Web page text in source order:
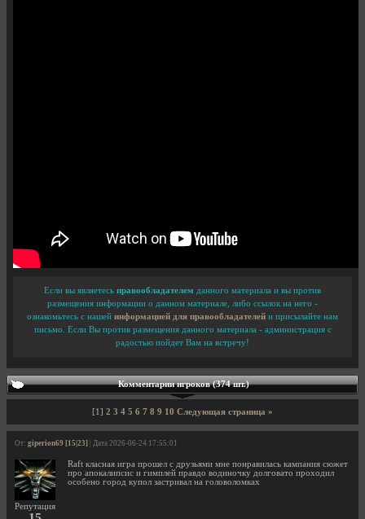
Если вы являетесь правообладателем данного материала и вы против
размещения информации о данном материале, либо ссылок на него -
ознакомьтесь с нашей информацией для правообладателей и присылайте нам
письмо. Если Вы против размещения данного материала - администрация с
радостью пойдет Вам на встречу!
Комментарии игроков (374 шт.)
[1] 2 3 4 5 6 7 8 9 10 Следующая страница »
От: giperion69 [15|23] | Дата 2026-06-24 17:55:01
Репутация
Raft класная игра прошел с друзьями мне понравилась кампания сюжет
про апокалипсис и гимплей правдо водиночку долговато проходил
особено город купол застривал на головоломках